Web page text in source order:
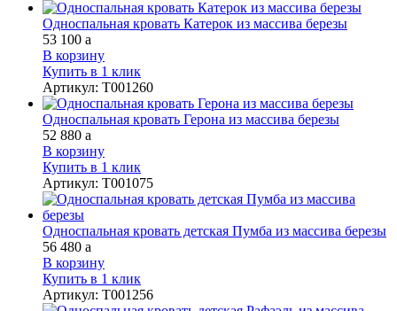
Односпальная кровать Катерок из массива березы
53 100 a
В корзину
Купить в 1 клик
Артикул: Т001260
Односпальная кровать Герона из массива березы
52 880 a
В корзину
Купить в 1 клик
Артикул: Т001075
Односпальная кровать детская Пумба из массива березы
56 480 a
В корзину
Купить в 1 клик
Артикул: Т001256